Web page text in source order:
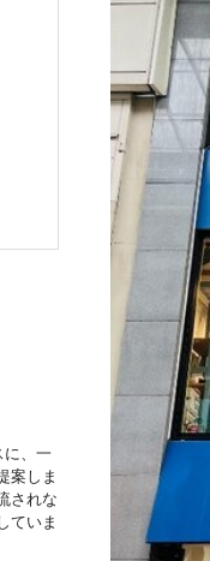
に、一
案しま
されな
ていま